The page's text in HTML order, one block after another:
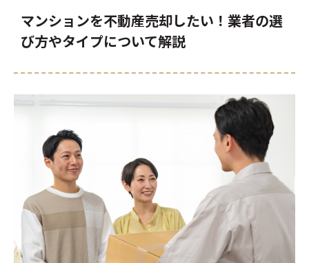
マンションを不動産売却したい！業者の選
び方やタイプについて解説